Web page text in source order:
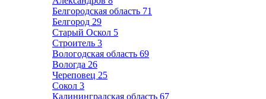
Белгородская область 71
Белгород 29
Старый Оскол 5
Строитель 3
Вологодская область 69
Вологда 26
Череповец 25
Сокол 3
Калининградская область 67